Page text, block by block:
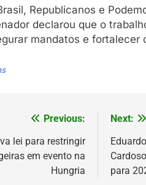
Republicanos e
declarou que o
mandatos e fortalecer
Previous:
lei para restringir
em evento na
Hungria
Next:
para